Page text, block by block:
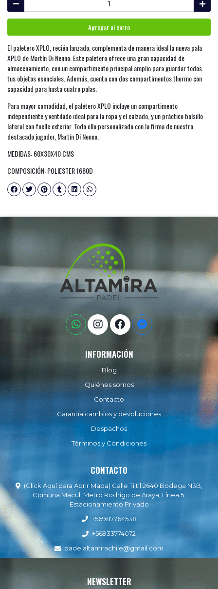
Agregar al carro
El paletero XPLO, recién lanzado, complementa de manera ideal la nueva pala
XPLO de Martín Di Nenno. Este paletero ofrece una gran capacidad de
almacenamiento, con un compartimento principal amplio para guardar todos
tus objetos esenciales. Además, cuenta con dos compartimentos thermo con
capacidad para hasta cuatro palas.
Para mayor comodidad, el paletero XPLO incluye un compartimento
independiente y ventilado ideal para la ropa y el calzado, y un práctico bolsillo
lateral con fuelle exterior. Todo ello personalizado con la firma de nuestro
destacado jugador, Martín Di Nenno.
MEDIDAS: 60X30X40 CMS
COMPOSICIÓN: POLIESTER 1680D
INFORMACIÓN
Blog
Quiénes somos
Contacto
Garantía cambios y devoluciones
Despachos
Términos y Condiciones
CONTACTO
(Click Aquí para Abrir Mapa) Calle Tiltil 2640 Bodega N3B,
Comuna Macul. Metro Rodrigo de Araya, Línea 5.
Estacionamiento Privado
+56987764538
+56933774072
padelaltamirachile@gmail.com
NEWSLETTER